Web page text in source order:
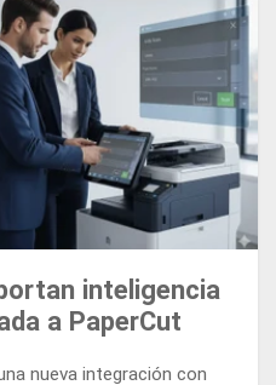
inteligencia
a PaperCut
nueva integración con